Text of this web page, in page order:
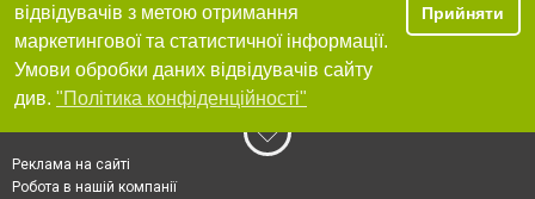
відвідувачів з метою отримання
маркетингової та статистичної інформації.
Умови обробки даних відвідувачів сайту
див. "Політика конфіденційності"
Прийняти
Реклама на сайті
Робота в нашій компанії